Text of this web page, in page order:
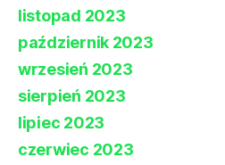
listopad 2023
październik 2023
wrzesień 2023
sierpień 2023
lipiec 2023
czerwiec 2023